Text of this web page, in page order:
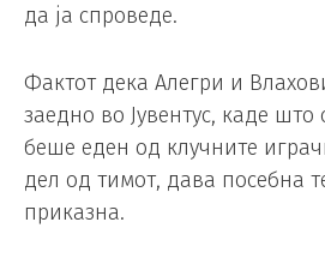
да ја спроведе.
Фактот дека Алегри и
заедно во Јувентус, каде што
беше еден од клучните
дел од тимот, дава посебна
приказна.